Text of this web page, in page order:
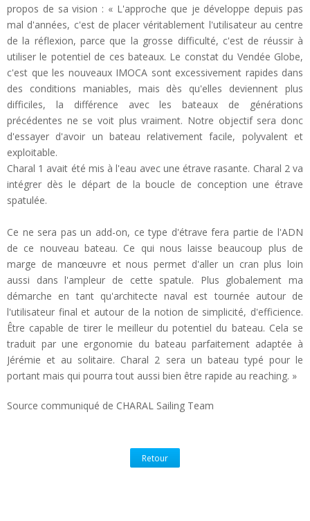
propos de sa vision : « L'approche que je développe depuis pas
mal d'années, c'est de placer véritablement l'utilisateur au centre
de la réflexion, parce que la grosse difficulté, c'est de réussir à
utiliser le potentiel de ces bateaux. Le constat du Vendée Globe,
c'est que les nouveaux IMOCA sont excessivement rapides dans
des conditions maniables, mais dès qu'elles deviennent plus
difficiles, la différence avec les bateaux de générations
précédentes ne se voit plus vraiment. Notre objectif sera donc
d'essayer d'avoir un bateau relativement facile, polyvalent et
exploitable.
Charal 1 avait été mis à l'eau avec une étrave rasante. Charal 2 va
intégrer dès le départ de la boucle de conception une étrave
spatulée.
Ce ne sera pas un add-on, ce type d'étrave fera partie de l'ADN
de ce nouveau bateau. Ce qui nous laisse beaucoup plus de
marge de manœuvre et nous permet d'aller un cran plus loin
aussi dans l'ampleur de cette spatule. Plus globalement ma
démarche en tant qu'architecte naval est tournée autour de
l'utilisateur final et autour de la notion de simplicité, d'efficience.
Être capable de tirer le meilleur du potentiel du bateau. Cela se
traduit par une ergonomie du bateau parfaitement adaptée à
Jérémie et au solitaire. Charal 2 sera un bateau typé pour le
portant mais qui pourra tout aussi bien être rapide au reaching. »
Source communiqué de CHARAL Sailing Team
Retour